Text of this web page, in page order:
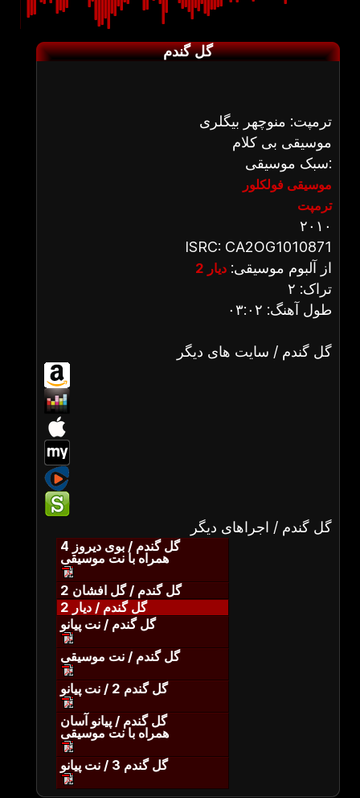
گل گندم
ترمپت: منوچهر بیگلری
موسیقی بی کلام
سبک موسیقی:
موسیقی فولکلور
ترمپت
۲۰۱۰
ISRC: CA2OG1010871
از آلبوم موسیقی: دیار 2
تراک: ۲
طول آهنگ: ۰۳:۰۲
گل گندم / سایت های دیگر
گل گندم / اجراهای دیگر
گل گندم / بوی دیروز 4
همراه با نت موسیقی
گل گندم / گل افشان 2
گل گندم / دیار 2
گل گندم / نت پیانو
گل گندم / نت موسیقی
گل گندم 2 / نت پیانو
گل گندم / پیانو آسان
همراه با نت موسیقی
گل گندم 3 / نت پیانو